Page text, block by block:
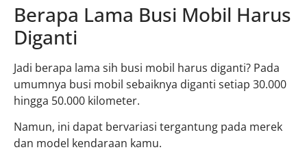
Berapa Lama Busi Mobil Harus
Diganti
Jadi berapa lama sih busi mobil harus diganti? Pada
umumnya busi mobil sebaiknya diganti setiap 30.000
hingga 50.000 kilometer.
Namun, ini dapat bervariasi tergantung pada merek
dan model kendaraan kamu.